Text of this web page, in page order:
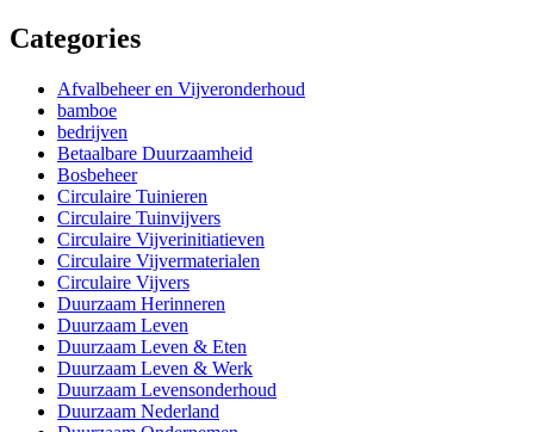
Categories
Afvalbeheer en Vijveronderhoud
bamboe
bedrijven
Betaalbare Duurzaamheid
Bosbeheer
Circulaire Tuinieren
Circulaire Tuinvijvers
Circulaire Vijverinitiatieven
Circulaire Vijvermaterialen
Circulaire Vijvers
Duurzaam Herinneren
Duurzaam Leven
Duurzaam Leven & Eten
Duurzaam Leven & Werk
Duurzaam Levensonderhoud
Duurzaam Nederland